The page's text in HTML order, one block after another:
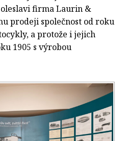
firma Laurin &
prodeji společnost od roku
a protože i jejich
1905 s výrobou